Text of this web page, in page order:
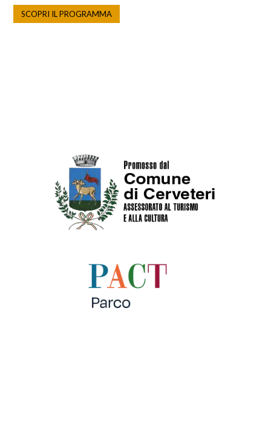
SCOPRI IL PROGRAMMA